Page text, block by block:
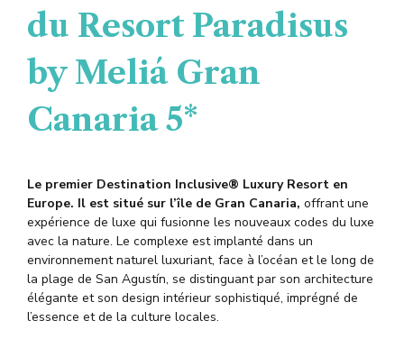
du Resort Paradisus
by Meliá Gran
Canaria 5*
Le premier Destination Inclusive® Luxury Resort en
Europe. Il est situé sur l’île de Gran Canaria, offrant une
expérience de luxe qui fusionne les nouveaux codes du luxe
avec la nature. Le complexe est implanté dans un
environnement naturel luxuriant, face à l’océan et le long de
la plage de San Agustín, se distinguant par son architecture
élégante et son design intérieur sophistiqué, imprégné de
l’essence et de la culture locales.